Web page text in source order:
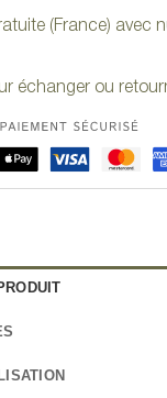
(France) avec
échanger ou